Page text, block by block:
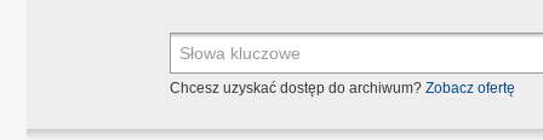
Chcesz uzyskać dostęp do archiwum? Zobacz ofertę